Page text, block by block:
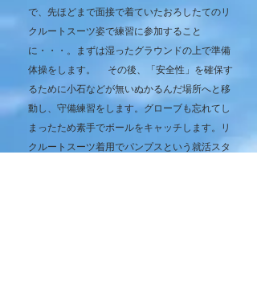
で、先ほどまで面接で着ていたおろしたてのリ
クルートスーツ姿で練習に参加すること
に・・・。まずは湿ったグラウンドの上で準備
体操をします。 その後、「安全性」を確保す
るために小石などが無いぬかるんだ場所へと移
動し、守備練習をします。グローブも忘れてし
まったため素手でボールをキャッチします。リ
クルートスーツ着用でパンプスという就活スタ